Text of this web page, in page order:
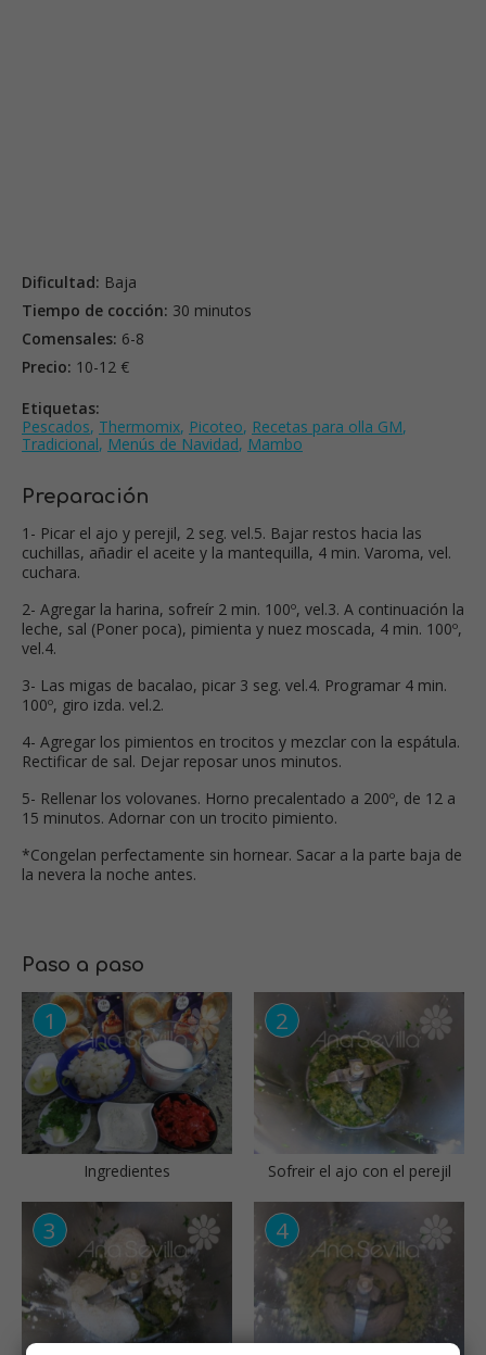
Dificultad: Baja
Tiempo de cocción: 30 minutos
Comensales: 6-8
Precio: 10-12 €
Etiquetas:
Pescados, Thermomix, Picoteo, Recetas para olla GM,
Tradicional, Menús de Navidad, Mambo
Preparación
1- Picar el ajo y perejil, 2 seg. vel.5. Bajar restos hacia las
cuchillas, añadir el aceite y la mantequilla, 4 min. Varoma, vel.
cuchara.
2- Agregar la harina, sofreír 2 min. 100º, vel.3. A continuación la
leche, sal (Poner poca), pimienta y nuez moscada, 4 min. 100º,
vel.4.
3- Las migas de bacalao, picar 3 seg. vel.4. Programar 4 min.
100º, giro izda. vel.2.
4- Agregar los pimientos en trocitos y mezclar con la espátula.
Rectificar de sal. Dejar reposar unos minutos.
5- Rellenar los volovanes. Horno precalentado a 200º, de 12 a
15 minutos. Adornar con un trocito pimiento.
*Congelan perfectamente sin hornear. Sacar a la parte baja de
la nevera la noche antes.
Paso a paso
Ingredientes Sofreir el ajo con el perejil